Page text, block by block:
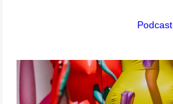
Podcast